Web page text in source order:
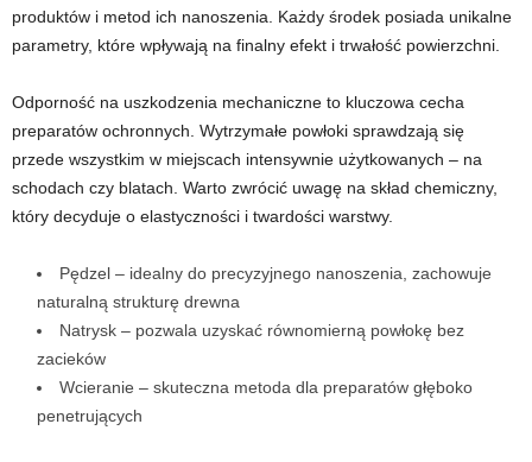
produktów i metod ich nanoszenia. Każdy środek posiada unikalne
parametry, które wpływają na finalny efekt i trwałość powierzchni.
Odporność na uszkodzenia mechaniczne to kluczowa cecha
preparatów ochronnych. Wytrzymałe powłoki sprawdzają się
przede wszystkim w miejscach intensywnie użytkowanych – na
schodach czy blatach. Warto zwrócić uwagę na skład chemiczny,
który decyduje o elastyczności i twardości warstwy.
Pędzel – idealny do precyzyjnego nanoszenia, zachowuje
naturalną strukturę drewna
Natrysk – pozwala uzyskać równomierną powłokę bez
zacieków
Wcieranie – skuteczna metoda dla preparatów głęboko
penetrujących